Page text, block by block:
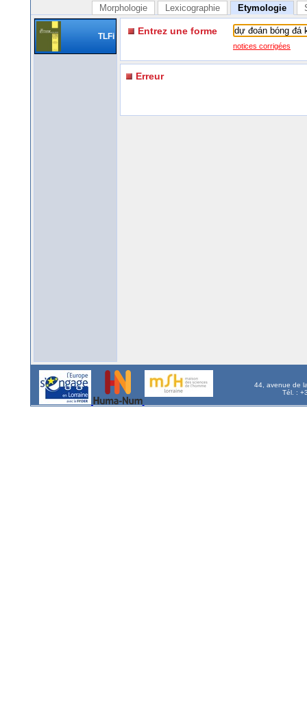
Morphologie Lexicographie Etymologie
TLFi Entrez une forme
notices corrigées
Erreur
44, avenue de
Tél. :